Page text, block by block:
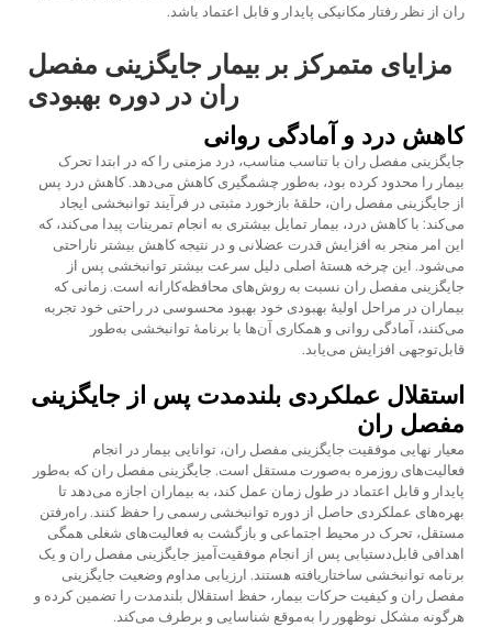
ران از نظر رفتار مکانیکی پایدار و قابل اعتماد باشد.
مزایای متمرکز بر بیمار جایگزینی مفصل
ران در دوره بهبودی
کاهش درد و آمادگی روانی
جایگزینی مفصل ران با تناسب مناسب، درد مزمنی را که در ابتدا تحرک
بیمار را محدود کرده بود، به‌طور چشمگیری کاهش می‌دهد. کاهش درد پس
از جایگزینی مفصل ران، حلقهٔ بازخورد مثبتی در فرآیند توانبخشی ایجاد
می‌کند: با کاهش درد، بیمار تمایل بیشتری به انجام تمرینات پیدا می‌کند، که
این امر منجر به افزایش قدرت عضلانی و در نتیجه کاهش بیشتر ناراحتی
می‌شود. این چرخه هستهٔ اصلی دلیل سرعت بیشتر توانبخشی پس از
جایگزینی مفصل ران نسبت به روش‌های محافظه‌کارانه است. زمانی که
بیماران در مراحل اولیهٔ بهبودی خود بهبود محسوسی در راحتی خود تجربه
می‌کنند، آمادگی روانی و همکاری آن‌ها با برنامهٔ توانبخشی به‌طور
قابل‌توجهی افزایش می‌یابد.
استقلال عملکردی بلندمدت پس از جایگزینی
مفصل ران
معیار نهایی موفقیت جایگزینی مفصل ران، توانایی بیمار در انجام
فعالیت‌های روزمره به‌صورت مستقل است. جایگزینی مفصل ران که به‌طور
پایدار و قابل اعتماد در طول زمان عمل کند، به بیماران اجازه می‌دهد تا
بهره‌های عملکردی حاصل از دوره توانبخشی رسمی را حفظ کنند. راه‌رفتن
مستقل، تحرک در محیط اجتماعی و بازگشت به فعالیت‌های شغلی همگی
اهدافی قابل‌دستیابی پس از انجام موفقیت‌آمیز جایگزینی مفصل ران و یک
برنامه توانبخشی ساختاریافته هستند. ارزیابی مداوم وضعیت جایگزینی
مفصل ران و کیفیت حرکات بیمار، حفظ استقلال بلندمدت را تضمین کرده و
هرگونه مشکل نوظهور را به‌موقع شناسایی و برطرف می‌کند.